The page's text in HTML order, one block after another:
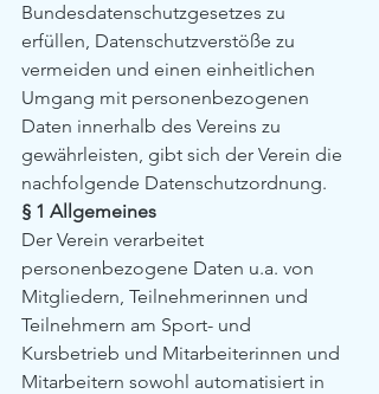
Bundesdatenschutzgesetzes zu
erfüllen, Datenschutzverstöße zu
vermeiden und einen einheitlichen
Umgang mit personenbezogenen
Daten innerhalb des Vereins zu
gewährleisten, gibt sich der Verein die
nachfolgende Datenschutzordnung.
§ 1 Allgemeines
Der Verein verarbeitet
personenbezogene Daten u.a. von
Mitgliedern, Teilnehmerinnen und
Teilnehmern am Sport- und
Kursbetrieb und Mitarbeiterinnen und
Mitarbeitern sowohl automatisiert in